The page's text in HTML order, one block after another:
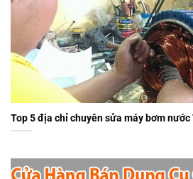
Top 5 địa chỉ chuyên sửa máy bơm nước